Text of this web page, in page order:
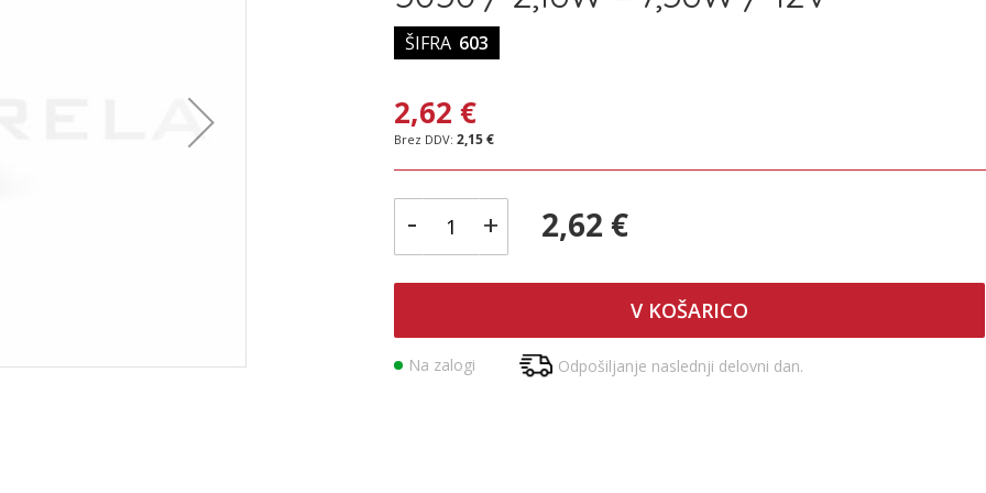
ŠIFRA 603
2,62 €
2,15 €
- + 2,62 €
V KOŠARICO
Na zalogi Odpošiljanje naslednji delovni dan.